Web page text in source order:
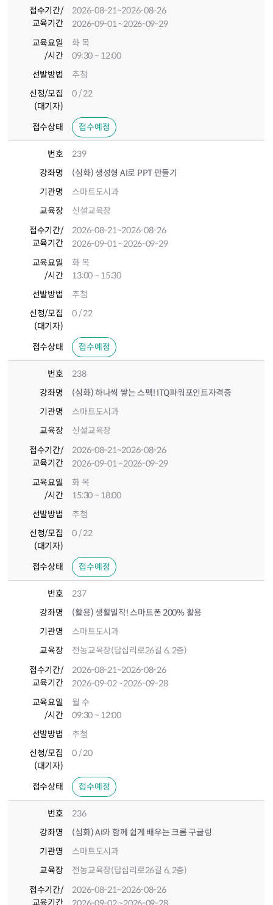
접수기간/
교육기간
2026-08-21~2026-08-26
2026-09-01~2026-09-29
교육요일
/시간
화 목
09:30 ~ 12:00
선발방법
추첨
신청/모집
(대기자)
0 / 22
접수상태 접수예정
번호
239
강좌명
(심화) 생성형 AI로 PPT 만들기
기관명
스마트도시과
교육장
신설교육장
접수기간/
교육기간
2026-08-21~2026-08-26
2026-09-01~2026-09-29
교육요일
/시간
화 목
13:00 ~ 15:30
선발방법
추첨
신청/모집
(대기자)
0 / 22
접수상태 접수예정
번호
238
강좌명
(심화) 하나씩 쌓는 스펙! ITQ파워포인트자격증
기관명
스마트도시과
교육장
신설교육장
접수기간/
교육기간
2026-08-21~2026-08-26
2026-09-01~2026-09-29
교육요일
/시간
화 목
15:30 ~ 18:00
선발방법
추첨
신청/모집
(대기자)
0 / 22
접수상태 접수예정
번호
237
강좌명
(활용) 생활밀착! 스마트폰 200% 활용
기관명
스마트도시과
교육장
전농교육장(답십리로26길 6, 2층)
접수기간/
교육기간
2026-08-21~2026-08-26
2026-09-02~2026-09-28
교육요일
/시간
월 수
09:30 ~ 12:00
선발방법
추첨
신청/모집
(대기자)
0 / 20
접수상태 접수예정
번호
236
강좌명
(심화) AI와 함께 쉽게 배우는 크롬 구글링
기관명
스마트도시과
교육장
전농교육장(답십리로26길 6, 2층)
접수기간/
교육기간
2026-08-21~2026-08-26